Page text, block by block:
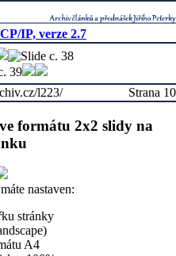
IP, verze 2.7
Strana 10
l223/
formátu 2x2 slidy na
nastaven:
stránky
A4